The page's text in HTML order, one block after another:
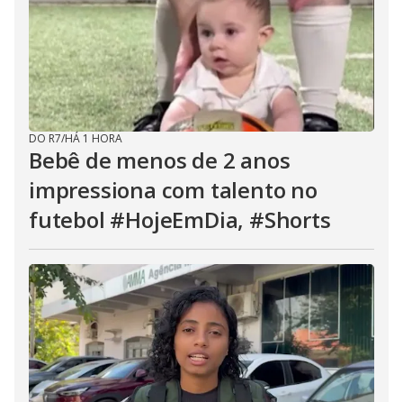
DO R7/HÁ 1 HORA
Bebê de menos de 2 anos
impressiona com talento no
futebol #HojeEmDia, #Shorts